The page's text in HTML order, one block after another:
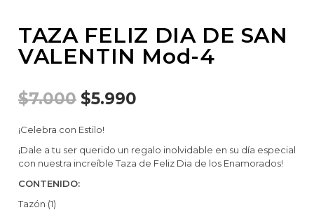
TAZA FELIZ DIA DE SAN
VALENTIN Mod-4
$7.000 $5.990
¡Celebra con Estilo!
¡Dale a tu ser querido un regalo inolvidable en su día especial
con nuestra increíble Taza de Feliz Dia de los Enamorados!
CONTENIDO:
Tazón (1)